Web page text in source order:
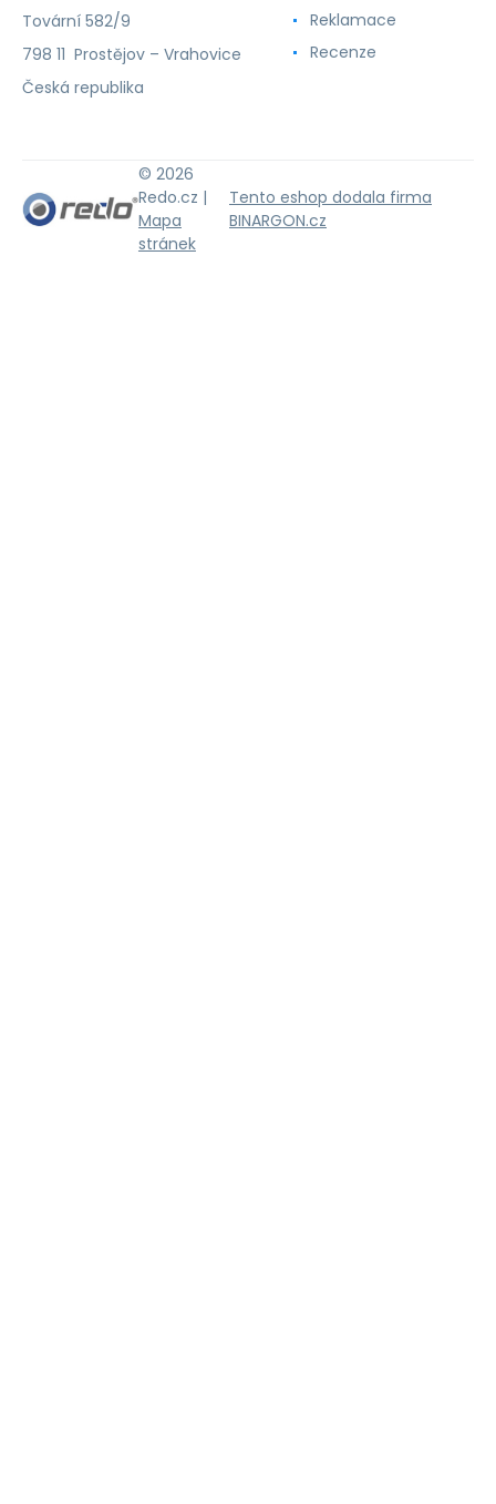
Tovární 582/9
798 11 Prostějov – Vrahovice
Česká republika
Reklamace
Recenze
© 2026
Redo.cz |
Mapa
stránek
Tento eshop dodala firma
BINARGON.cz